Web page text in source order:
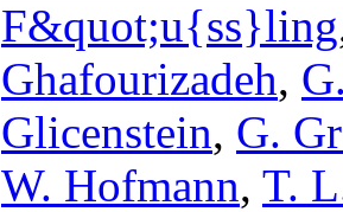
F&quot;u{ss}ling
Ghafourizadeh,
Glicenstein, G.
W. Hofmann, T.